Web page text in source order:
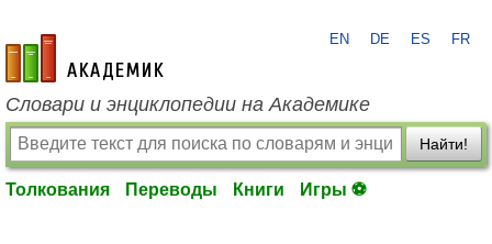
academic.ru
EN DE ES FR
Словари и энциклопедии на Академике
Найти!
Толкования Переводы Книги Игры ⚽